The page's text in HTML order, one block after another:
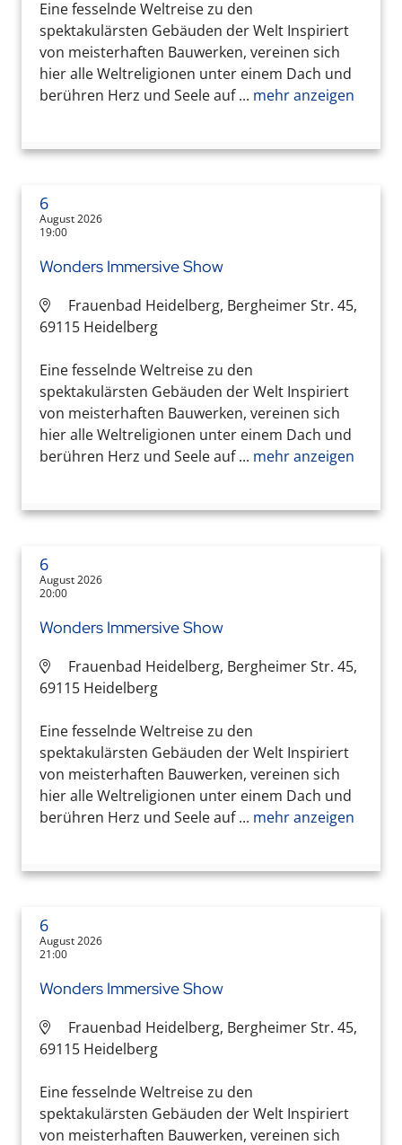
Eine fesselnde Weltreise zu den
spektakulärsten Gebäuden der Welt Inspiriert
von meisterhaften Bauwerken, vereinen sich
hier alle Weltreligionen unter einem Dach und
berühren Herz und Seele auf ... mehr anzeigen
6
August 2026
19:00
Wonders Immersive Show
Frauenbad Heidelberg, Bergheimer Str. 45,
69115 Heidelberg
Eine fesselnde Weltreise zu den
spektakulärsten Gebäuden der Welt Inspiriert
von meisterhaften Bauwerken, vereinen sich
hier alle Weltreligionen unter einem Dach und
berühren Herz und Seele auf ... mehr anzeigen
6
August 2026
20:00
Wonders Immersive Show
Frauenbad Heidelberg, Bergheimer Str. 45,
69115 Heidelberg
Eine fesselnde Weltreise zu den
spektakulärsten Gebäuden der Welt Inspiriert
von meisterhaften Bauwerken, vereinen sich
hier alle Weltreligionen unter einem Dach und
berühren Herz und Seele auf ... mehr anzeigen
6
August 2026
21:00
Wonders Immersive Show
Frauenbad Heidelberg, Bergheimer Str. 45,
69115 Heidelberg
Eine fesselnde Weltreise zu den
spektakulärsten Gebäuden der Welt Inspiriert
von meisterhaften Bauwerken, vereinen sich